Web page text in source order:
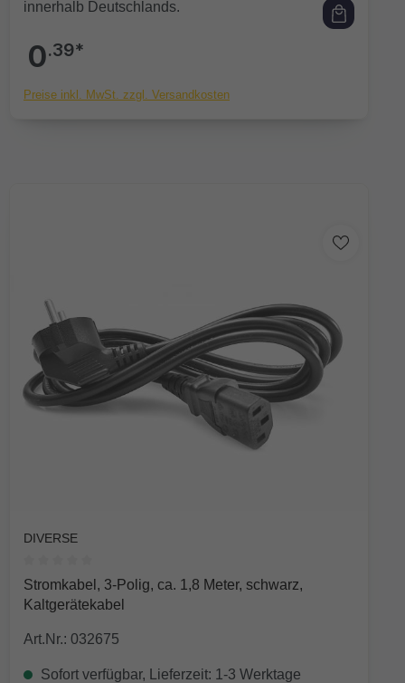
innerhalb Deutschlands.
0.39*
Preise inkl. MwSt. zzgl. Versandkosten
DIVERSE
Durchschnittliche Bewertung von 0 von 5 Sternen
Stromkabel, 3-Polig, ca. 1,8 Meter, schwarz,
Kaltgerätekabel
Art.Nr.: 032675
Sofort verfügbar, Lieferzeit: 1-3 Werktage